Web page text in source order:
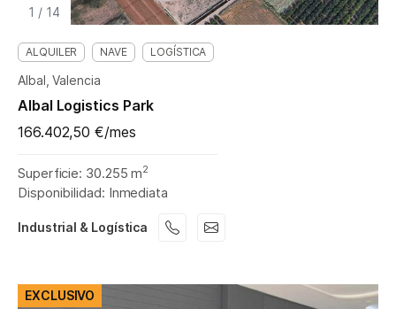
1 / 14
ALQUILER NAVE LOGÍSTICA
Albal, Valencia
Albal Logistics Park
166.402,50 €/mes
Superficie: 30.255 m2
Disponibilidad: Inmediata
Industrial & Logística
EXCLUSIVO